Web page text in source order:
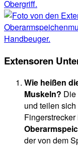
Extensoren
Wie heißen
Muskeln? Die
und teilen
der von dem